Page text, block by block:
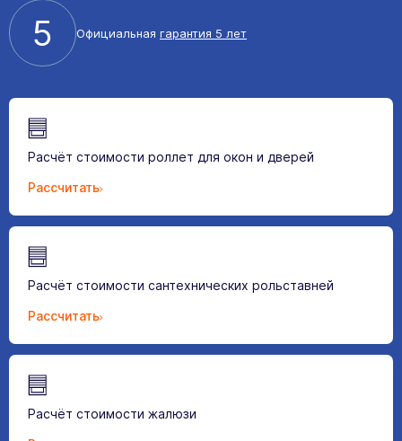
5 Официальная гарантия 5 лет
Расчёт стоимости роллет для окон и дверей
Рассчитать
Расчёт стоимости сантехнических рольставней
Рассчитать
Расчёт стоимости жалюзи